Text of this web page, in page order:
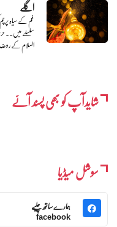
اگلے
غم کے سیاہ
سلسلے میں..
السلام کے
شایدآپ کو بھی پسند آئے
سوشل میڈیا
ہمارے ساتھ چلیے
facebook